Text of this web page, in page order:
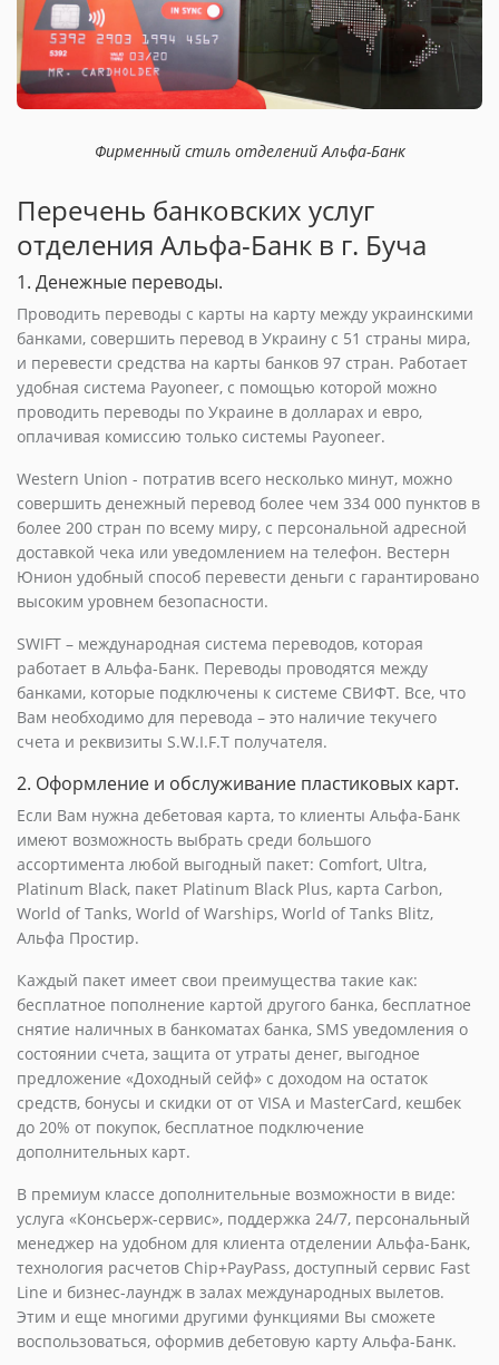
Фирменный стиль отделений Альфа-Банк
Перечень банковских услуг
отделения Альфа-Банк в г. Буча
1. Денежные переводы.
Проводить переводы с карты на карту между украинскими
банками, совершить перевод в Украину с 51 страны мира,
и перевести средства на карты банков 97 стран. Работает
удобная система Payoneer, с помощью которой можно
проводить переводы по Украине в долларах и евро,
оплачивая комиссию только системы Payoneer.
Western Union - потратив всего несколько минут, можно
совершить денежный перевод более чем 334 000 пунктов в
более 200 стран по всему миру, с персональной адресной
доставкой чека или уведомлением на телефон. Вестерн
Юнион удобный способ перевести деньги с гарантировано
высоким уровнем безопасности.
SWIFT – международная система переводов, которая
работает в Альфа-Банк. Переводы проводятся между
банками, которые подключены к системе СВИФТ. Все, что
Вам необходимо для перевода – это наличие текучего
счета и реквизиты S.W.I.F.T получателя.
2. Оформление и обслуживание пластиковых карт.
Если Вам нужна дебетовая карта, то клиенты Альфа-Банк
имеют возможность выбрать среди большого
ассортимента любой выгодный пакет: Comfort, Ultra,
Platinum Black, пакет Platinum Black Plus, карта Carbon,
World of Tanks, World of Warships, World of Tanks Blitz,
Альфа Простир.
Каждый пакет имеет свои преимущества такие как:
бесплатное пополнение картой другого банка, бесплатное
снятие наличных в банкоматах банка, SMS уведомления о
состоянии счета, защита от утраты денег, выгодное
предложение «Доходный сейф» с доходом на остаток
средств, бонусы и скидки от от VISA и MasterCard, кешбек
до 20% от покупок, бесплатное подключение
дополнительных карт.
В премиум классе дополнительные возможности в виде:
услуга «Консьерж-сервис», поддержка 24/7, персональный
менеджер на удобном для клиента отделении Альфа-Банк,
технология расчетов Chip+PayPass, доступный сервис Fast
Line и бизнес-лаундж в залах международных вылетов.
Этим и еще многими другими функциями Вы сможете
воспользоваться, оформив дебетовую карту Альфа-Банк.